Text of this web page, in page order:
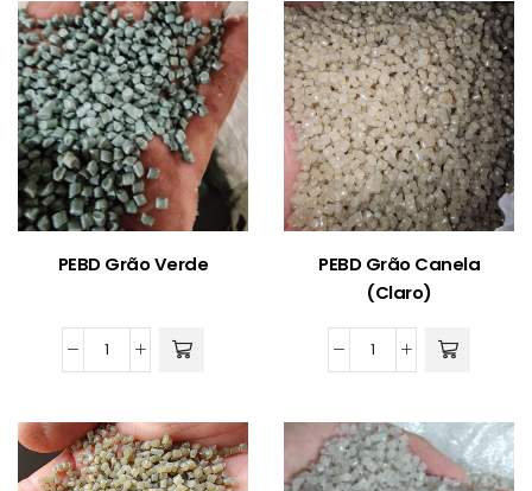
Cinza
quantidade
PEBD Grão Verde
PEBD
Verde
quantidade
PEBD Grão Canela
(Claro)
PEBD
Canela
(Claro)
quantidade